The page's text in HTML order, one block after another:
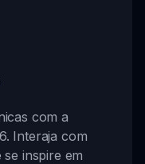
com a
Interaja com
inspire em